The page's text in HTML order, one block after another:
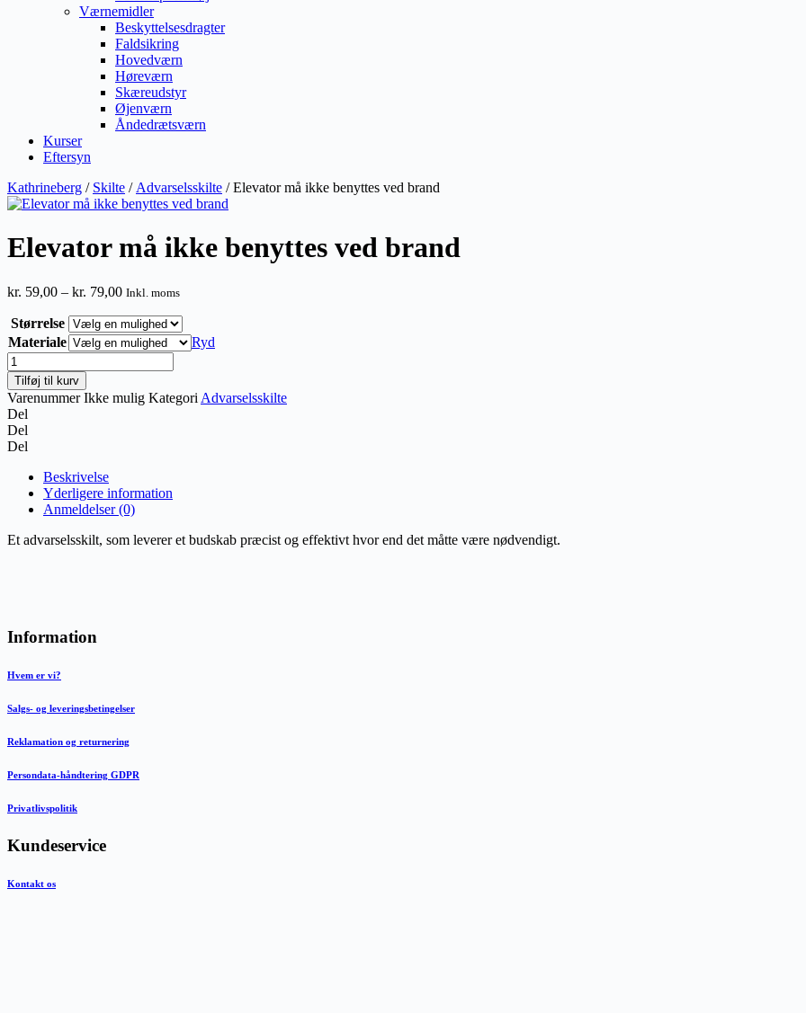
Værnemidler
Beskyttelsesdragter
Faldsikring
Hovedværn
Høreværn
Skæreudstyr
Øjenværn
Åndedrætsværn
Kurser
Eftersyn
Kathrineberg / Skilte / Advarselsskilte / Elevator må ikke benyttes ved brand
Elevator må ikke benyttes ved brand
kr. 59,00 – kr. 79,00Prisinterval:
til
kr. 79,00
Inkl. moms
Størrelse
Materiale
Ryd
Elevator
må
ikke
benyttes
ved
brand
antal
Tilføj til kurv
VarenummerIkke mulig Kategori Advarselsskilte
Del
Del
Del
Beskrivelse
Yderligere information
Anmeldelser (0)
Et advarselsskilt, som leverer et budskab præcist og effektivt hvor end det måtte være nødvendigt.
Information
Hvem er vi?
Salgs- og leveringsbetingelser
Reklamation og returnering
Persondata-håndtering GDPR
Privatlivspolitik
Kundeservice
Kontakt os